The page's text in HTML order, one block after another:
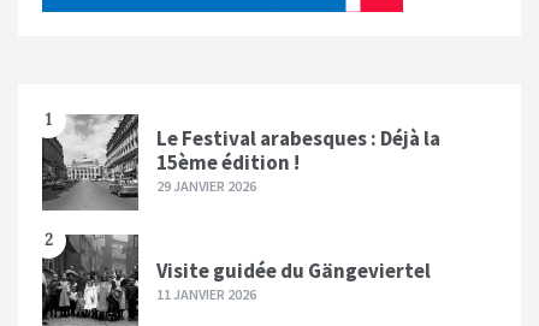
1
Le Festival arabesques : Déjà la
15ème édition !
29 JANVIER 2026
2
Visite guidée du Gängeviertel
11 JANVIER 2026